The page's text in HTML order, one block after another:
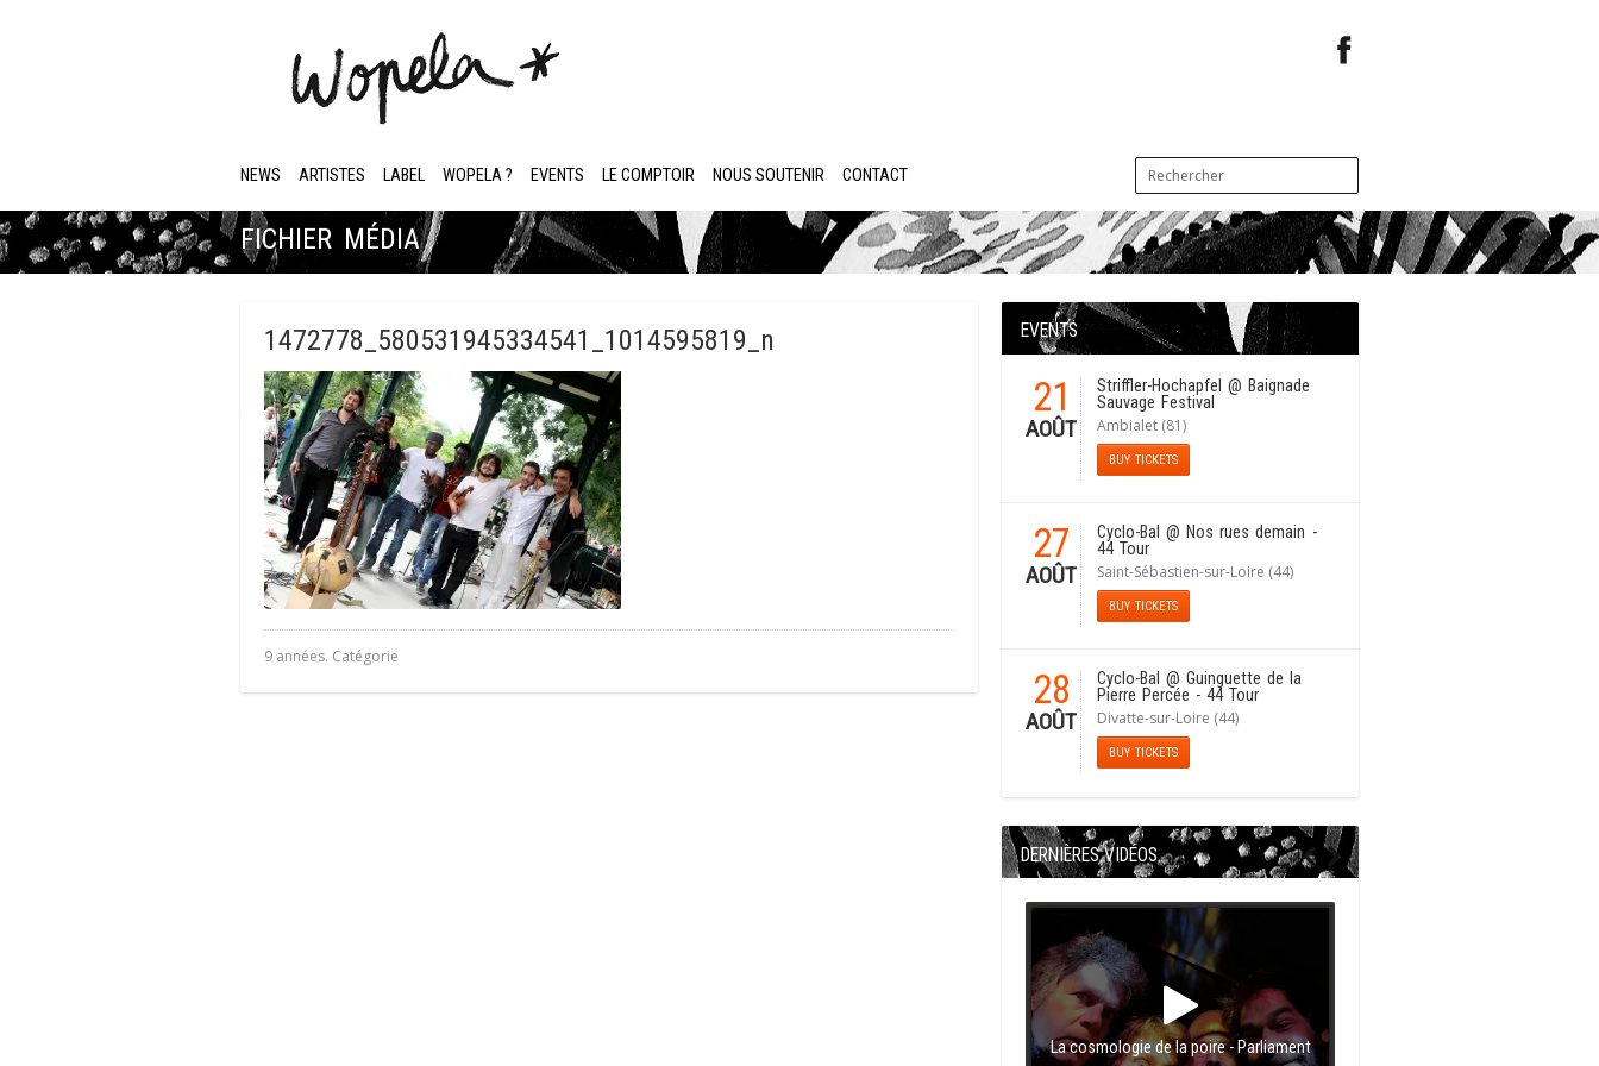
NEWS ARTISTES LABEL WOPELA ? EVENTS LE COMPTOIR NOUS SOUTENIR CONTACT
FICHIER MÉDIA
1472778_580531945334541_1014595819_n
9 années. Catégorie
EVENTS
21
AOÛT
Striffler-Hochapfel @ Baignade
Sauvage Festival
Ambialet (81)
BUY TICKETS
27
AOÛT
Cyclo-Bal @ Nos rues demain -
44 Tour
Saint-Sébastien-sur-Loire (44)
BUY TICKETS
28
AOÛT
Cyclo-Bal @ Guinguette de la
Pierre Percée - 44 Tour
Divatte-sur-Loire (44)
BUY TICKETS
DERNIÈRES VIDÉOS
La cosmologie de la poire - Parliament